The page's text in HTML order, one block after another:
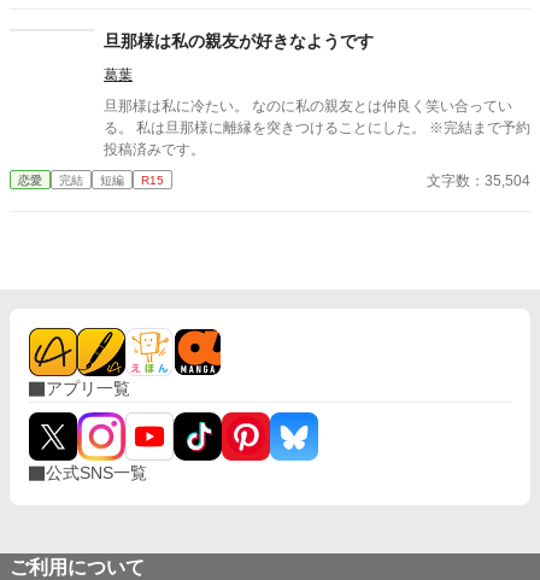
旦那様は私の親友が好きなようです
葛葉
旦那様は私に冷たい。 なのに私の親友とは仲良く笑い合ってい
る。 私は旦那様に離縁を突きつけることにした。 ※完結まで予約
投稿済みです。
恋愛 完結 短編 R15 文字数：35,504
アプリ一覧
公式SNS一覧
ご利用について